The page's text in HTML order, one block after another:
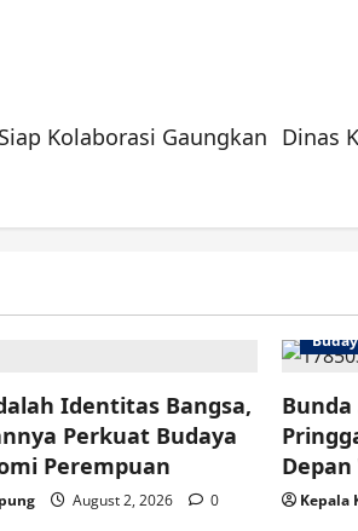
Kolaborasi Gaungkan Dinas
Identitas Bangsa,
Perkuat Budaya
Perempuan
August 2, 2026 0 Kepala